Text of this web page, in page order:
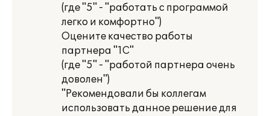
(где "5" - "работать с программой
легко и комфортно")
Оцените качество работы
партнера "1С"
(где "5" - "работой партнера очень
доволен")
"Рекомендовали бы коллегам
использовать данное решение для